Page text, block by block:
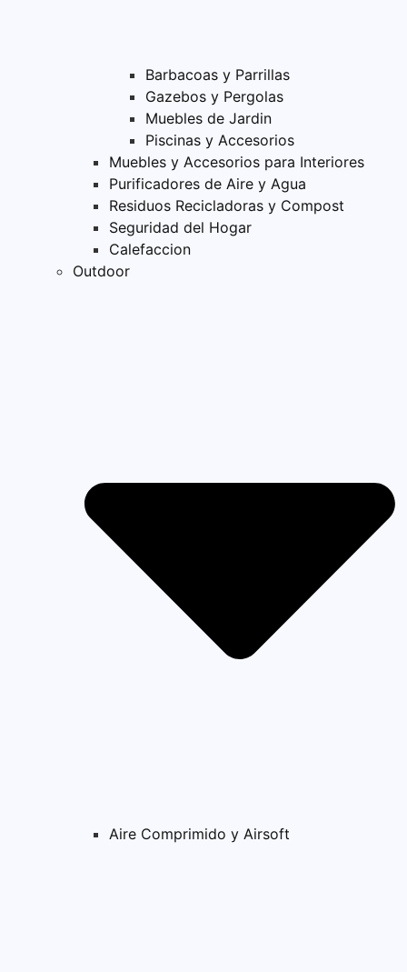
Barbacoas y Parrillas
Gazebos y Pergolas
Muebles de Jardin
Piscinas y Accesorios
Muebles y Accesorios para Interiores
Purificadores de Aire y Agua
Residuos Recicladoras y Compost
Seguridad del Hogar
Calefaccion
Outdoor
Aire Comprimido y Airsoft